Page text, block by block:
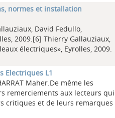
normes et installation
David Fedullo,
2009.[6] Thierry Gallauziaux,
électriques», Eyrolles, 2009.
Electriques L1
Maher.De même les
remerciements aux lecteurs qui
critiques et de leurs remarques